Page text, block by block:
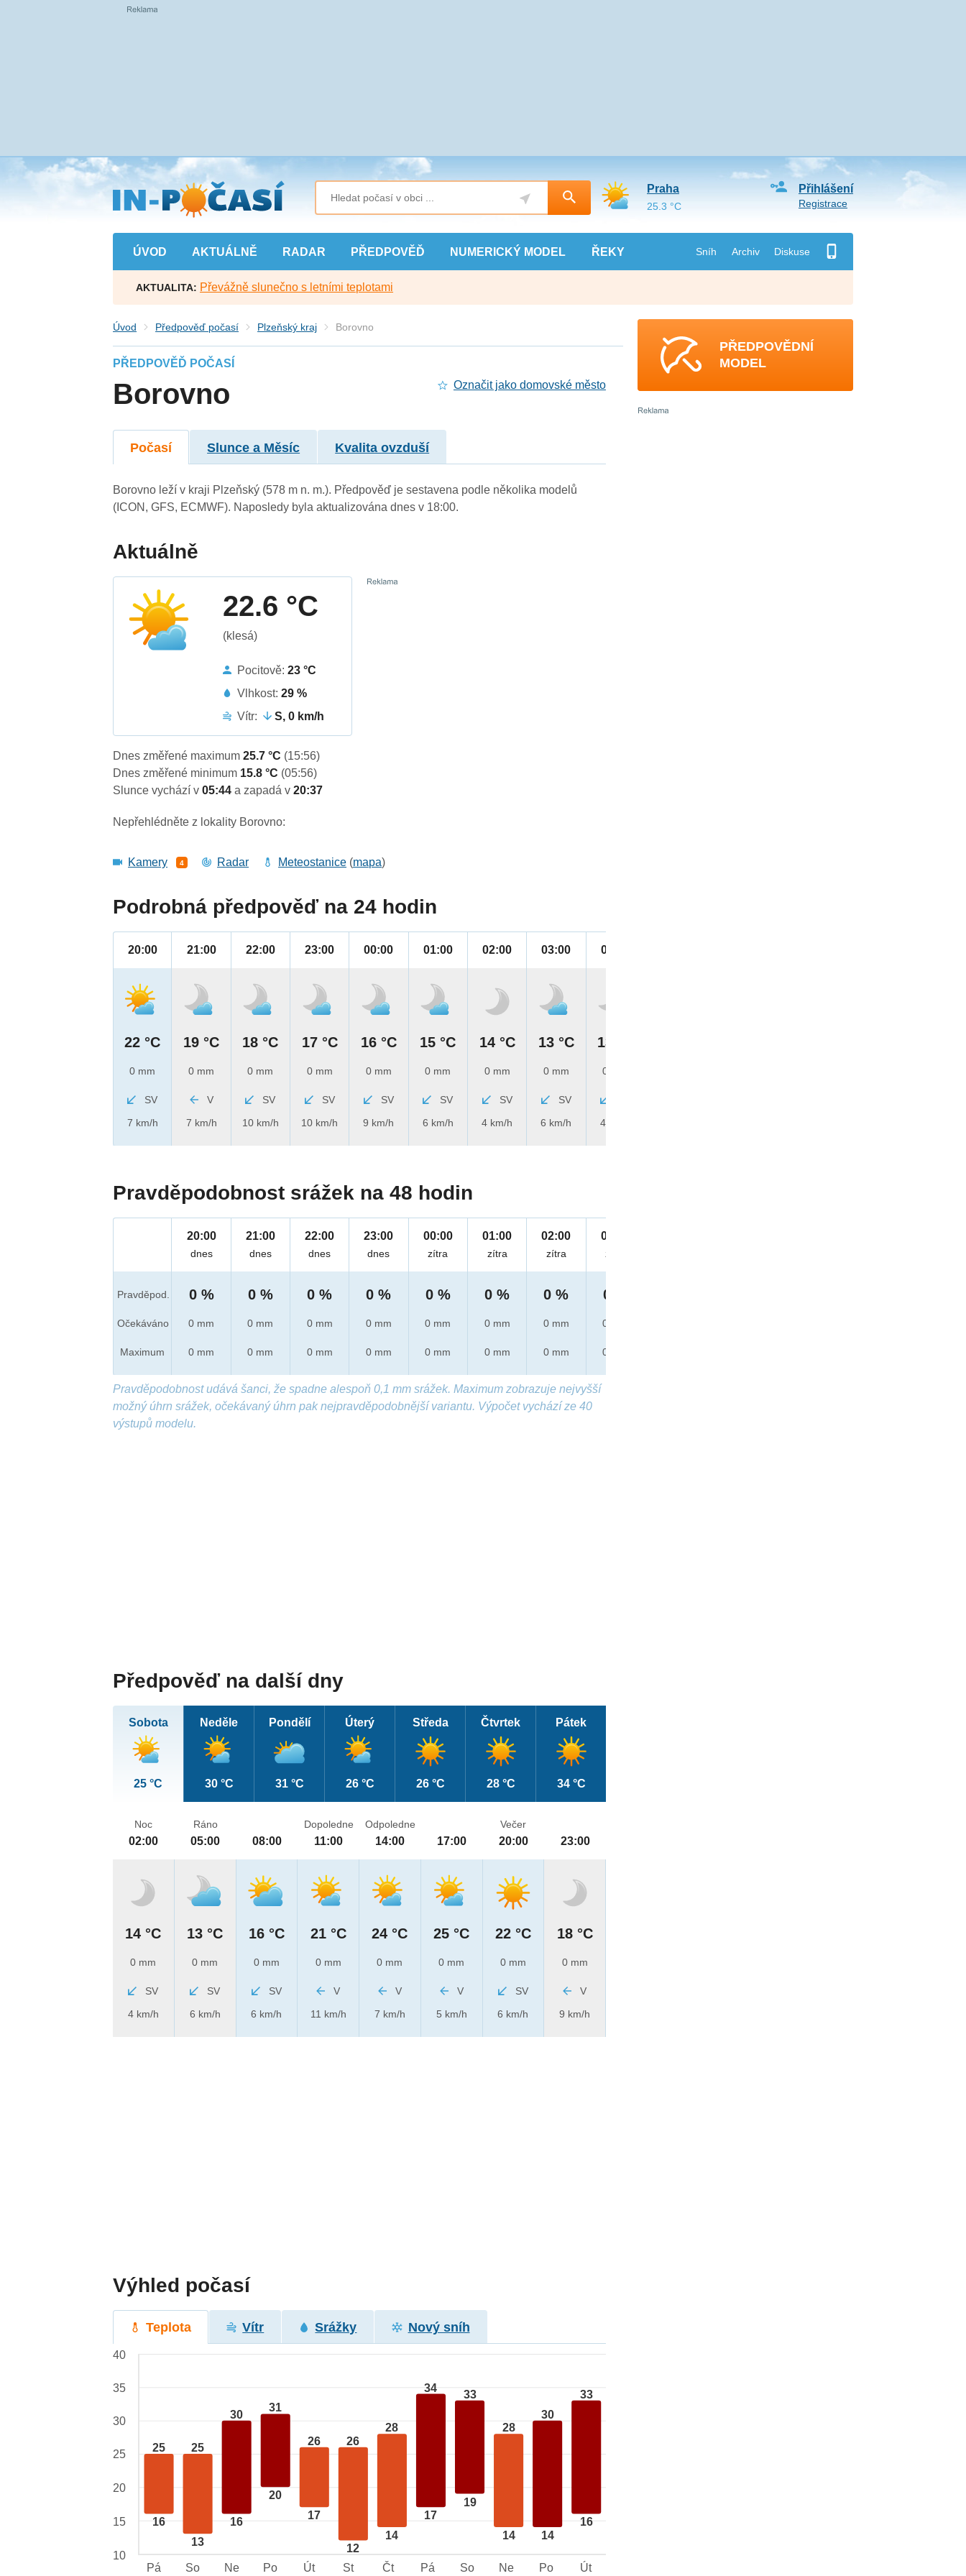
Přejít
na
hlavní
obsah
ÚVOD AKTUÁLNĚ RADAR PŘEDPOVĚĎ NUMERICKÝ MODEL ŘEKY Sníh Archiv Diskuse
Přihlášení
Registrace
Praha
25.3 °C
AKTUALITA: Převážně slunečno s letními teplotami
Úvod Předpověď počasí Plzeňský kraj Borovno
PŘEDPOVĚĎ POČASÍ
Borovno Označit jako domovské město
Počasí Slunce a Měsíc Kvalita ovzduší
Borovno leží v kraji Plzeňský (578 m n. m.). Předpověď je sestavena podle několika modelů
(ICON, GFS, ECMWF). Naposledy byla aktualizována dnes v 18:00.
Aktuálně
22.6 °C
(klesá)
Pocitově:23 °C
Vlhkost:29 %
Vítr:
S, 0 km/h
Dnes změřené maximum25.7 °C (15:56)
Dnes změřené minimum 15.8 °C (05:56)
Slunce vychází v05:44a zapadá v20:37
Nepřehlédněte z lokality Borovno:
Kamery 4 Radar Meteostanice (mapa)
Podrobná předpověď na 24 hodin
20:00
22 °C
0 mm
SV
7 km/h
21:00
19 °C
0 mm
V
7 km/h
22:00
18 °C
0 mm
SV
10 km/h
23:00
17 °C
0 mm
SV
10 km/h
00:00
16 °C
0 mm
SV
9 km/h
01:00
15 °C
0 mm
SV
6 km/h
02:00
14 °C
0 mm
SV
4 km/h
03:00
13 °C
0 mm
SV
6 km/h
04:00
13 °C
0 mm
4 km/h
Pravděpodobnost srážek na 48 hodin
Pravděpod.
Očekáváno
Maximum
20:00
dnes
0 %
0 mm
0 mm
21:00
dnes
0 %
0 mm
0 mm
22:00
dnes
0 %
0 mm
0 mm
23:00
dnes
0 %
0 mm
0 mm
00:00
zítra
0 %
0 mm
0 mm
01:00
zítra
0 %
0 mm
0 mm
02:00
zítra
0 %
0 mm
0 mm
03:00
zítra
0 %
0 mm
0 mm
Pravděpodobnost udává šanci, že spadne alespoň 0,1 mm srážek. Maximum zobrazuje nejvyšší
možný úhrn srážek, očekávaný úhrn pak nejpravděpodobnější variantu. Výpočet vychází ze 40
výstupů modelu.
Předpověď na další dny
Sobota
25 °C
Neděle
30 °C
Pondělí
31 °C
Úterý
26 °C
Středa
26 °C
Čtvrtek
28 °C
Pátek
34 °C
Noc
02:00
14 °C
0 mm
SV
4 km/h
Ráno
05:00
13 °C
0 mm
SV
6 km/h
08:00
16 °C
0 mm
SV
6 km/h
Dopoledne
11:00
21 °C
0 mm
V
11 km/h
Odpoledne
14:00
24 °C
0 mm
V
7 km/h
17:00
25 °C
0 mm
V
5 km/h
Večer
20:00
22 °C
0 mm
SV
6 km/h
23:00
18 °C
0 mm
V
9 km/h
Výhled počasí
Teplota Vítr Srážky Nový sníh
25
16
25
13
30
16
31
20
26
17
26
12
28
14
34
17
33
19
28
14
30
14
33
16
40
35
30
25
20
15
10
Pá
So Ne Po Út St Čt Pá So Ne Po Út
PŘEDPOVĚDNÍ
MODEL